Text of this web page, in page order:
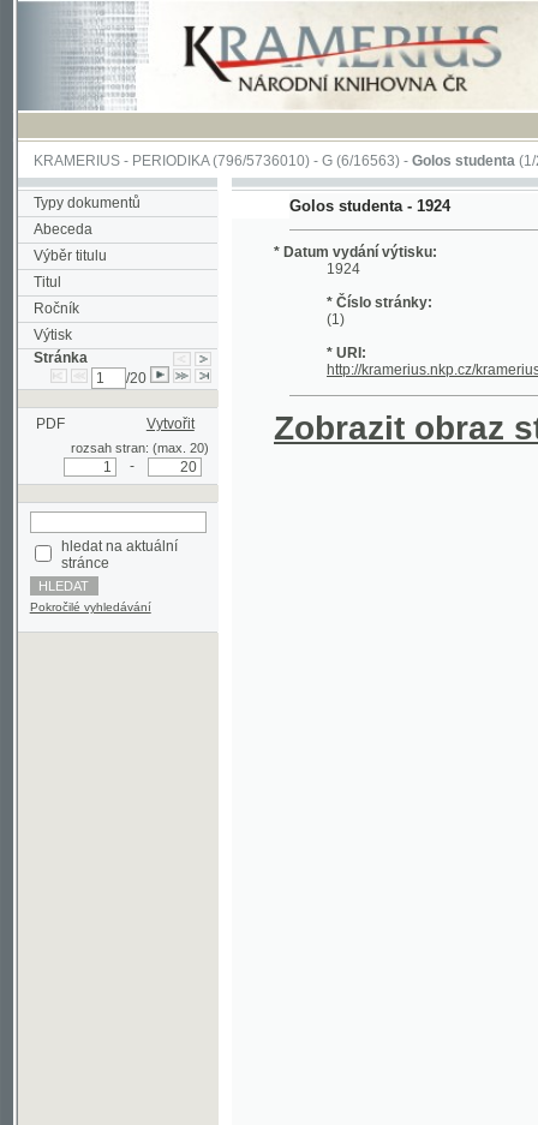
KRAMERIUS-PERIODIKA(796/5736010) -G(6/16563) -Golos studenta(1/20)
Typy dokumentů
Abeceda
Výběr titulu
Titul
Ročník
Výtisk
Stránka
PDF Vytvořit
rozsah stran: (max. 20)
stránce
Pokročilé vyhledávání
Golos studenta - 1924
* Datum vydání výtisku:
1924
* Číslo stránky:
* URI:
Zobrazit obraz